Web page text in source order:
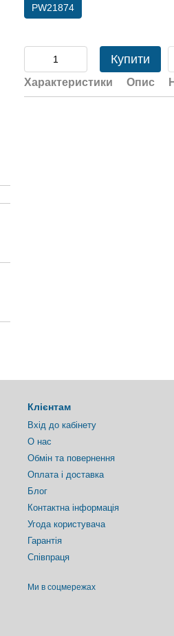
PW21874
Купити
Характеристики Опис
Клієнтам
Вхід до кабінету
О нас
Обмін та повернення
Оплата і доставка
Блог
Контактна інформація
Угода користувача
Гарантія
Співпраця
Ми в соцмережах